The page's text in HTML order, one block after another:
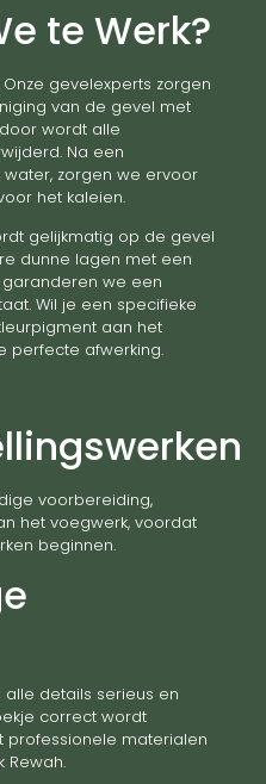
te Werk?
gevelexperts zorgen
van de gevel met
wordt alle
Na een
zorgen we ervoor
het kaleien.
gelijkmatig op de gevel
dunne lagen met een
we een
Wil je een specifieke
aan het
perfecte afwerking.
voorbereiding,
het voegwerk, voordat
beginnen.
details serieus en
correct wordt
professionele materialen
Rewah.